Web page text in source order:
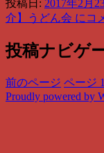
投稿日: 2017年2月
介】うどん会 に コ
投稿ナビゲ
前のページ ページ 1
Proudly powered by